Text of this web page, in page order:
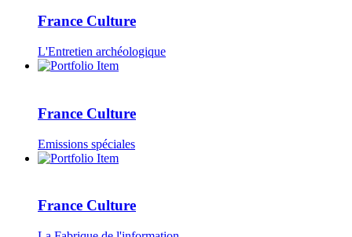
France Culture
L'Entretien archéologique
France Culture
Emissions spéciales
France Culture